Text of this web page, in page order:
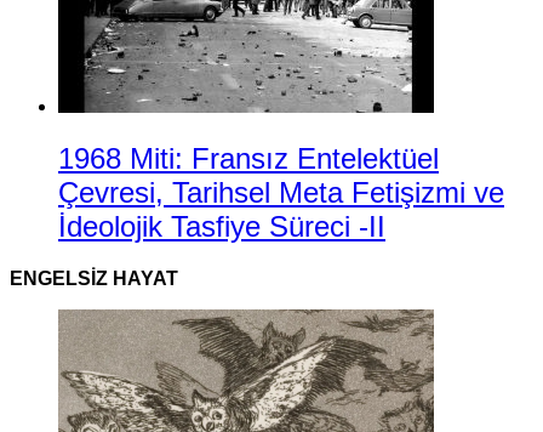
1968 Miti: Fransız Entelektüel
Çevresi, Tarihsel Meta Fetişizmi ve
İdeolojik Tasfiye Süreci -II
ENGELSIZ HAYAT